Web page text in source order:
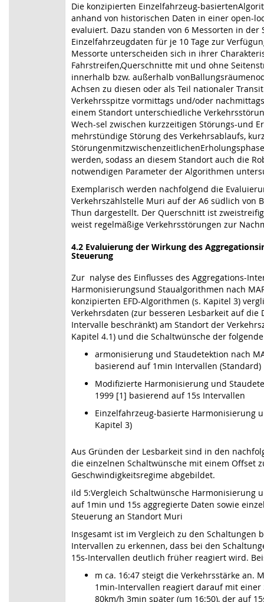
Die konzipierten Einzelfahrzeug-
anhand von historischen Daten in einer open-
evaluiert. Dazu standen von 6 Messorten in der
Einzelfahrzeugdaten für je 10 Tage zur
Messorte unterscheiden sich in ihrer
Fahrstreifen,Querschnitte mit und ohne
innerhalb bzw. außerhalb
Achsen zu diesen oder als Teil nationaler
Verkehrsspitze vormittags und/oder
einem Standort unterschiedliche
Wech-sel zwischen kurzzeitigen Störungs-und
mehrstündige Störung des Verkehrsablaufs,
werden, sodass an diesem Standort auch die
notwendigen Parameter der Algorithmen
Exemplarisch werden nachfolgend die
Verkehrszählstelle Muri auf der A6 südlich von
Thun dargestellt. Der Querschnitt ist
weist regelmäßige Verkehrsstörungen zur
4.2 Evaluierung der Wirkung des
Steuerung
Zur nalyse des Einflusses des Aggregations-
Harmonisierungsund Staualgorithmen nach
konzipierten EFD-Algorithmen (s. Kapitel 3)
Verkehrsdaten (zur besseren Lesbarkeit auf die
Intervalle beschränkt) am Standort der
Kapitel 4.1) und die Schaltwünsche der
armonisierung und Staudetektion nach
basierend auf 1min Intervallen (Standard)
Modifizierte Harmonisierung und
1999 [1] basierend auf 15s Intervallen
Einzelfahrzeug-basierte Harmonisierung
Kapitel 3)
Aus Gründen der Lesbarkeit sind in den
die einzelnen Schaltwünsche mit einem Offset
Geschwindigkeitsregime abgebildet.
ild 5:Vergleich Schaltwünsche Harmonisierung
auf 1min und 15s aggregierte Daten sowie
Steuerung an Standort Muri
Insgesamt ist im Vergleich zu den Schaltungen
Intervallen zu erkennen, dass bei den
15s-Intervallen deutlich früher reagiert wird.
m ca. 16:47 steigt die Verkehrsstärke an.
1min-Intervallen reagiert darauf mit einer
80km/h 3min später (um 16:50), der auf